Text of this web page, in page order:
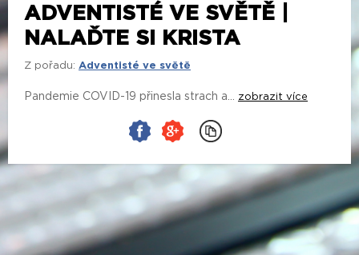
ADVENTISTÉ VE SVĚTĚ |
NALAĎTE SI KRISTA
Z pořadu: Adventisté ve světě
Pandemie COVID-19 přinesla strach a... zobrazit více